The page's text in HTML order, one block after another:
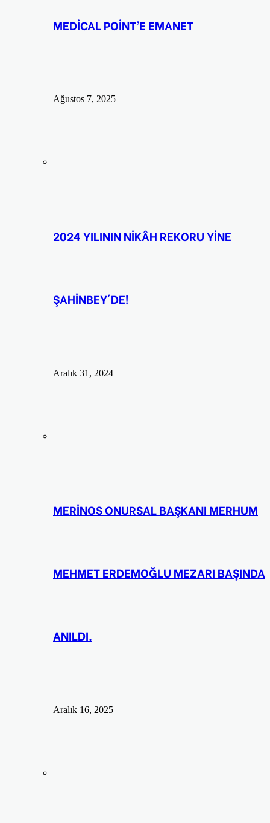
MEDİCAL POİNT’E EMANET
Ağustos 7, 2025
2024 YILININ NİKÂH REKORU YİNE
ŞAHİNBEY´DE!
Aralık 31, 2024
MERİNOS ONURSAL BAŞKANI MERHUM
MEHMET ERDEMOĞLU MEZARI BAŞINDA
ANILDI.
Aralık 16, 2025